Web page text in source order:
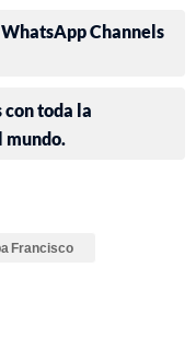
Channels
toda la
mundo.
Francisco